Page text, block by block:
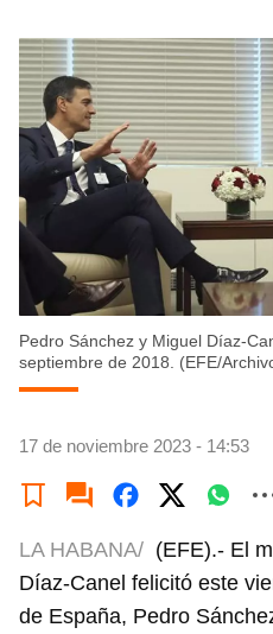
Pedro Sánchez y Miguel Díaz-
septiembre de 2018. (EFE/
17 de noviembre 2023 - 14:53
LA HABANA/ (EFE).- El
Díaz-Canel felicitó este
de España, Pedro